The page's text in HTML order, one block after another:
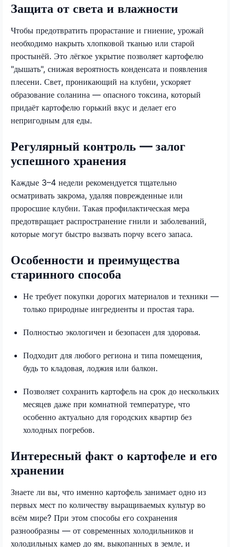
Защита от света и влажности
Чтобы предотвратить прорастание и гниение, урожай
необходимо накрыть хлопковой тканью или старой
простынёй. Это лёгкое укрытие позволяет картофелю
"дышать", снижая вероятность конденсата и появления
плесени. Свет, проникающий на клубни, ускоряет
образование соланина — опасного токсина, который
придаёт картофелю горький вкус и делает его
непригодным для еды.
Регулярный контроль — залог
успешного хранения
Каждые 3–4 недели рекомендуется тщательно
осматривать закрома, удаляя поврежденные или
проросшие клубни. Такая профилактическая мера
предотвращает распространение гнили и заболеваний,
которые могут быстро вызвать порчу всего запаса.
Особенности и преимущества
старинного способа
Не требует покупки дорогих материалов и техники —
только природные ингредиенты и простая тара.
Полностью экологичен и безопасен для здоровья.
Подходит для любого региона и типа помещения,
будь то кладовая, лоджия или балкон.
Позволяет сохранить картофель на срок до нескольких
месяцев даже при комнатной температуре, что
особенно актуально для городских квартир без
холодных погребов.
Интересный факт о картофеле и его
хранении
Знаете ли вы, что именно картофель занимает одно из
первых мест по количеству выращиваемых культур во
всём мире? При этом способы его сохранения
разнообразны — от современных холодильников и
холодильных камер до ям, выкопанных в земле, и